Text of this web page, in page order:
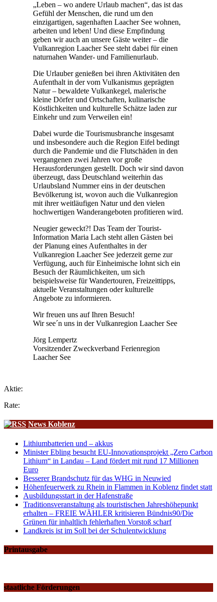
„Leben – wo andere Urlaub machen“, das ist das
Gefühl der Menschen, die rund um den
einzigartigen, sagenhaften Laacher See wohnen,
arbeiten und leben! Und diese Empfindung
geben wir auch an unsere Gäste weiter – die
Vulkanregion Laacher See steht dabei für einen
naturnahen Wander- und Familienurlaub.
Die Urlauber genießen bei ihren Aktivitäten den
Aufenthalt in der vom Vulkanismus geprägten
Natur – bewaldete Vulkankegel, malerische
kleine Dörfer und Ortschaften, kulinarische
Köstlichkeiten und kulturelle Schätze laden zur
Einkehr und zum Verweilen ein!
Dabei wurde die Tourismusbranche insgesamt
und insbesondere auch die Region Eifel bedingt
durch die Pandemie und die Flutschäden in den
vergangenen zwei Jahren vor große
Herausforderungen gestellt. Doch wir sind davon
überzeugt, dass Deutschland weiterhin das
Urlaubsland Nummer eins in der deutschen
Bevölkerung ist, wovon auch die Vulkanregion
mit ihrer weitläufigen Natur und den vielen
hochwertigen Wanderangeboten profitieren wird.
Neugier geweckt?! Das Team der Tourist-
Information Maria Lach steht allen Gästen bei
der Planung eines Aufenthaltes in der
Vulkanregion Laacher See jederzeit gerne zur
Verfügung, auch für Einheimische lohnt sich ein
Besuch der Räumlichkeiten, um sich
beispielsweise für Wandertouren, Freizeittipps,
aktuelle Veranstaltungen oder kulturelle
Angebote zu informieren.
Wir freuen uns auf Ihren Besuch!
Wir see´n uns in der Vulkanregion Laacher See
Jörg Lempertz
Vorsitzender Zweckverband Ferienregion
Laacher See
Aktie:
Rate:
News Koblenz
Lithiumbatterien und – akkus
Minister Ebling besucht EU-Innovationsprojekt „Zero Carbon
Lithium“ in Landau – Land fördert mit rund 17 Millionen
Euro
Besserer Brandschutz für das WHG in Neuwied
Höhenfeuerwerk zu Rhein in Flammen in Koblenz findet statt
Ausbildungsstart in der Hafenstraße
Traditionsveranstaltung als touristischen Jahreshöhepunkt
erhalten – FREIE WÄHLER kritisieren Bündnis90/Die
Grünen für inhaltlich fehlerhaften Vorstoß scharf
Landkreis ist im Soll bei der Schulentwicklung
Printausgabe
staatliche Förderungen